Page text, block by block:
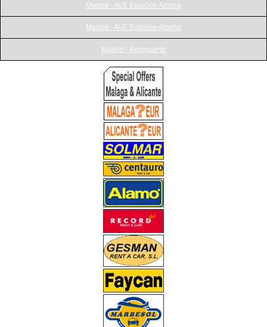
Madrid - AVE Estación Atocha
Madrid - AVE Estación Atocha
Madrid - Aeropuerto